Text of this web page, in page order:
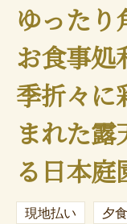
ゆった
お食事処
季折々に
まれた
る日本
現地払い 夕